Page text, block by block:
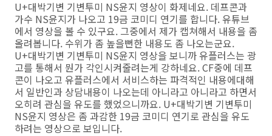
U+대박기변 기변투미 NS윤지 영상이 화제네요. 데프콘과
가수 NS윤지가 나오고 19금 코미디 연기를 합니다. 유튜브
에서 영상을 볼 수 있구요. 그중에서 제가 캡쳐해서 내용을 좀
올려봅니다. 수위가 좀 높을뻔한 내용도 좀 나오는군요.
U+대박기변 기변투미 NS윤지 영상을 보니까 유플러스는 광
고를 통해서 뭔가 각인시켜줄려는게 강하네요. CF중에 데프
콘이 나오고 유플러스에서 서비스하는 파격적인 내용에대해
서 일반인과 상담내용이 나오는데 아니라고 아니라고 하면서
오히려 관심을 유도를 했었으니까요. U+대박기변 기변투미
NS윤지 영상은 좀 과감한 19금 코미디 연기로 관심을 유도
하려는 영상으로 보입니다.